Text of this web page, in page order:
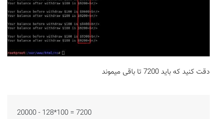
دقت کنید که باید 7200 تا باقی میموند
20000 - 128*100 = 7200